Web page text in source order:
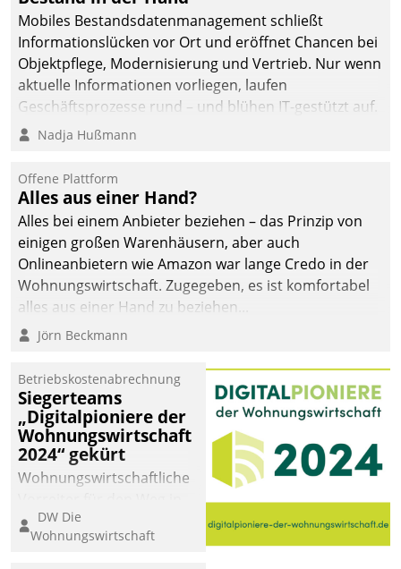
Mobiles Bestandsdatenmanagement schließt
Informationslücken vor Ort und eröffnet Chancen bei
Objektpflege, Modernisierung und Vertrieb. Nur wenn
aktuelle Informationen vorliegen, laufen
Geschäftsprozesse rund – und blühen IT-gestützt auf.
Nadja Hußmann
Offene Plattform
Alles aus einer Hand?
Alles bei einem Anbieter beziehen – das Prinzip von
einigen großen Warenhäusern, aber auch
Onlineanbietern wie Amazon war lange Credo in der
Wohnungswirtschaft. Zugegeben, es ist komfortabel
alles aus einer Hand zu beziehen...
Jörn Beckmann
Betriebskostenabrechnung
Siegerteams
„Digitalpioniere der
Wohnungswirtschaft
2024“ gekürt
Wohnungswirtschaftliche
eine digitale Zukunft zu
finden, ist das Ziel des
DW Die
Wohnungswirtschaft